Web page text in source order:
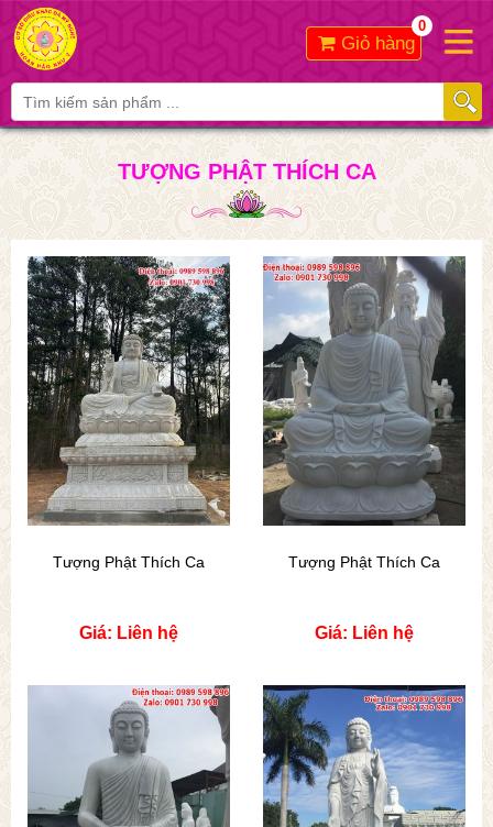
Giỏ hàng
0
TƯỢNG PHẬT THÍCH CA
Tượng Phật Thích Ca
Giá: Liên hệ
Tượng Phật Thích Ca
Giá: Liên hệ